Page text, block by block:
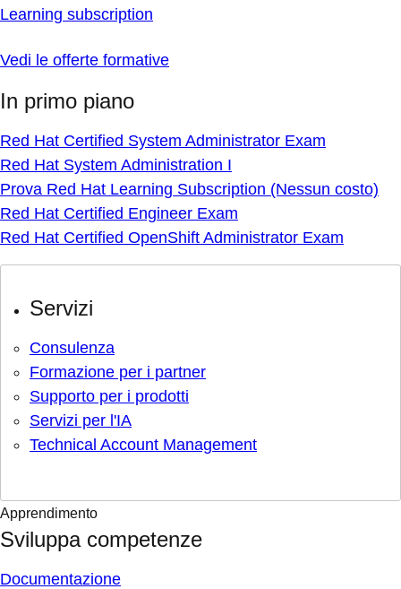
Learning subscription
Vedi le offerte formative
In primo piano
Red Hat Certified System Administrator Exam
Red Hat System Administration I
Prova Red Hat Learning Subscription (Nessun costo)
Red Hat Certified Engineer Exam
Red Hat Certified OpenShift Administrator Exam
Servizi
Consulenza
Formazione per i partner
Supporto per i prodotti
Servizi per l'IA
Technical Account Management
Apprendimento
Sviluppa competenze
Documentazione